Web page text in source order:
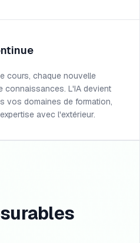
cours, chaque nouvelle
connaissances. L'IA devient
vos domaines de formation,
avec l'extérieur.